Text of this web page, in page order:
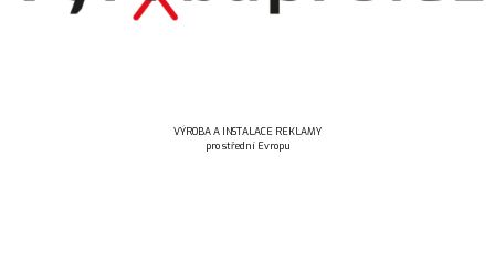
VÝROBA A INSTALACE REKLAMY
pro střední Evropu